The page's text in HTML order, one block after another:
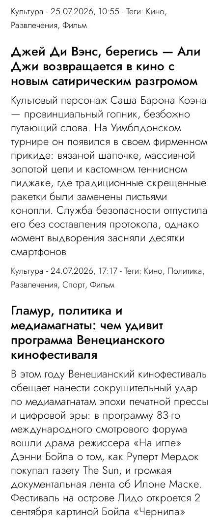
Культура - 25.07.2026, 10:55 - Теги: Кино,
Развлечения,Фильм
Джей Ди Вэнс, берегись — Али
Джи возвращается в кино с
новым сатирическим разгромом
Культовый персонаж Саша Барона Коэна
— провинциальный гопник, безбожно
путающий слова. На Уимблдонском
турнире он появился в своем фирменном
прикиде: вязаной шапочке, массивной
золотой цепи и кастомном теннисном
пиджаке, где традиционные скрещенные
ракетки были заменены листьями
конопли. Служба безопасности отпустила
его без составления протокола, однако
момент выдворения засняли десятки
смартфонов
Культура - 24.07.2026, 17:17 - Теги: Кино, Политика,
Развлечения,Спорт,Фильм
Гламур, политика и
медиамагнаты: чем удивит
программа Венецианского
кинофестиваля
В этом году Венецианский кинофестиваль
обещает нанести сокрушительный удар
по медиамагнатам эпохи печатной прессы
и цифровой эры: в программу 83-го
международного смотрового форума
вошли драма режиссера «На игле»
Дэнни Бойла о том, как Руперт Мердок
покупал газету The Sun, и громкая
документальная лента об Илоне Маске.
Фестиваль на острове Лидо откроется 2
сентября картиной Бойла «Чернила»